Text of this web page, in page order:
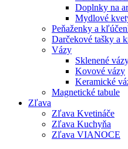
Doplnky na
Mydlové
Peňaženky a
Darčekové tašky a
Vázy
Sklenené
Kovové vázy
Keramické
Magnetické tabule
Zľava
Zľava Kvetináče
Zľava Kuchyňa
Zľava VIANOCE